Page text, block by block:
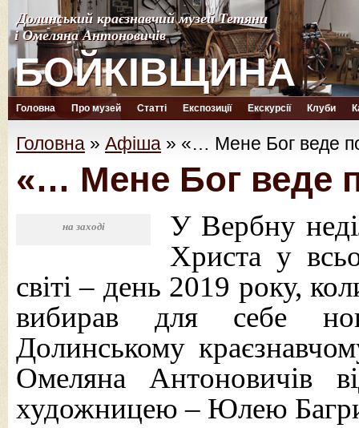
Долинський краєзнавчий музей Тетяни
і Омеляна Антоновичів
БОЙКІВЩИНА
Долинський краєзнавчий музей Тетяни
і Омеляна Антоновичів
БОЙКІВЩИНА
Головна Про музей Статті Експозиції Екскурсії Клуби
Головна » Афіша » «… Мене Бог веде
«… Мене Бог веде
на заході
У Вербну
Христа у
світі – день 2019 року,
вибирав для себе
Долинському
Омеляна Антоновичів
художницею – Юлею